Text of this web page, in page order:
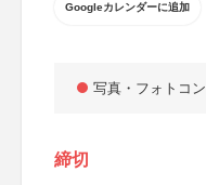
Googleカレンダーに追加
写真・フォトコン
締切